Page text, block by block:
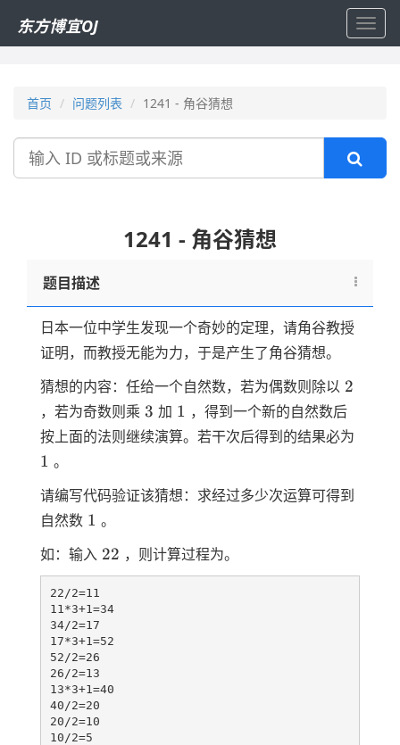
东方博宜OJ
首页 问题列表 1241 - 角谷猜想
搜
1241 - 角谷猜想
题目描述
日本一位中学生发现一个奇妙的定理，请角谷教授
证明，而教授无能为力，于是产生了角谷猜想。
猜想的内容：任给一个自然数，若为偶数则除以 2
2
，若为奇数则乘 3
3 加 1
1 ，得到一个新的自然数后
按上面的法则继续演算。若干次后得到的结果必为
1 。
请编写代码验证该猜想：求经过多少次运算可得到
自然数 1
1 。
如：输入 22
22 ，则计算过程为。
22/2=11
11*3+1=34
34/2=17
17*3+1=52
52/2=26
26/2=13
13*3+1=40
40/2=20
20/2=10
10/2=5